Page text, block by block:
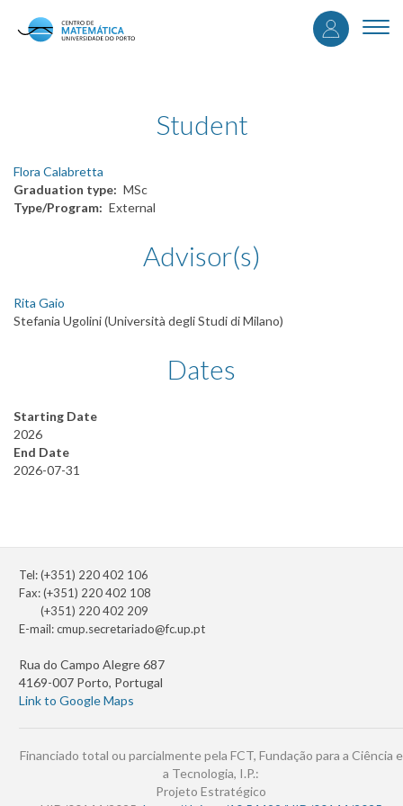
User
Student
Flora Calabretta
Graduation type
MSc
Type/Program
External
Advisor(s)
Rita Gaio
Stefania Ugolini (Università degli Studi di Milano)
Dates
Starting Date
2026
End Date
2026-07-31
Tel: (+351) 220 402 106
Fax: (+351) 220 402 108
(+351) 220 402 209
E-mail:cmup.secretariado@fc.up.pt
Rua do Campo Alegre 687
4169-007 Porto, Portugal
Link to Google Maps
Financiado total ou parcialmente pela FCT, Fundação para a Ciência e
a Tecnologia, I.P.:
Projeto Estratégico